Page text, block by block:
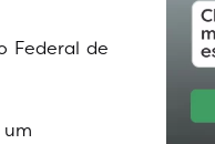
Federal de